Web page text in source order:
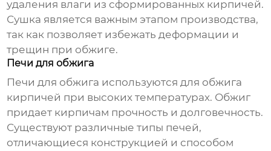
удаления влаги из сформированных кирпичей.
Сушка является важным этапом производства,
так как позволяет избежать деформации и
трещин при обжиге.
Печи для обжига
Печи для обжига используются для обжига
кирпичей при высоких температурах. Обжиг
придает кирпичам прочность и долговечность.
Существуют различные типы печей,
отличающиеся конструкцией и способом